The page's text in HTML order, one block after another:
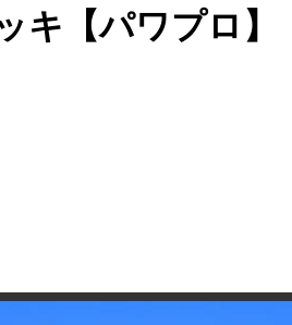
キ【パワプロ】